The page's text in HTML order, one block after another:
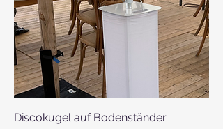
Discokugel auf Bodenständer